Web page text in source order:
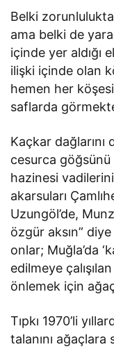
Belki
ama belki de
içinde yer aldığı
ilişki içinde olan
hemen her
saflarda
Kaçkar dağlarını
cesurca
hazinesi
akarsuları
Uzungöl’de,
özgür aksın”
onlar; Muğla’da
edilmeye
önlemek için
Tıpkı 1970’li
talanını ağaçlara